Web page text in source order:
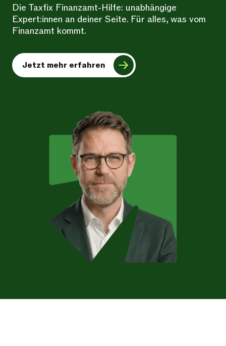
Die Taxfix Finanzamt-Hilfe: unabhängige
Expert:innen an deiner Seite. Für alles, was vom
Finanzamt kommt.
Jetzt mehr erfahren